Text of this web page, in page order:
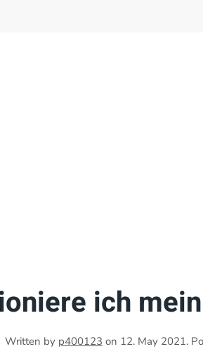
ich
Written by p400123 on 12. May 2021.